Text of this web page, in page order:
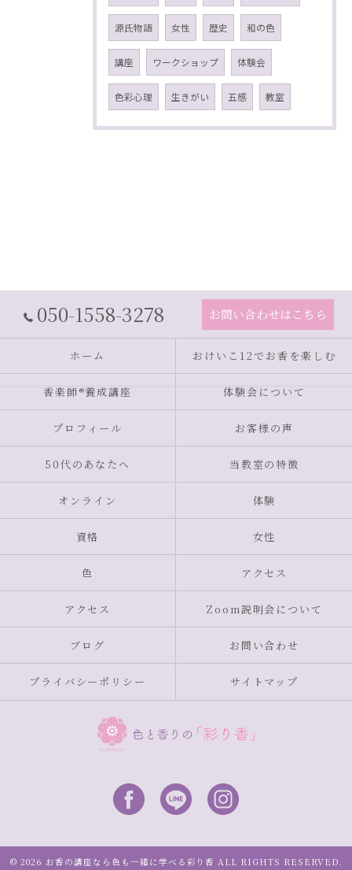
源氏物語 女性 歴史 和の色
講座 ワークショップ 体験会
色彩心理 生きがい 五感 教室
050-1558-3278 お問い合わせはこちら
ホーム おけいこ12でお香を楽しむ
香楽師®養成講座 体験会について
プロフィール お客様の声
50代のあなたへ 当教室の特徴
オンライン 体験
資格 女性
色 アクセス
アクセス Zoom説明会について
ブログ お問い合わせ
プライバシーポリシー サイトマップ
© 2026 お香の講座なら色も一緒に学べる彩り香 ALL RIGHTS RESERVED.